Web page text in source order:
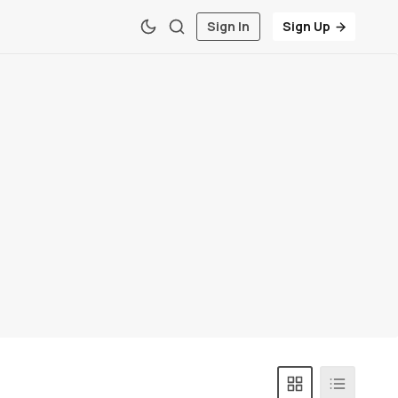
Sign In Sign Up